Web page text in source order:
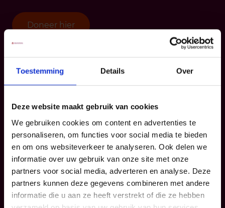
Toestemming Details Over
Deze website maakt gebruik van cookies
We gebruiken cookies om content en advertenties te
personaliseren, om functies voor social media te bieden
en om ons websiteverkeer te analyseren. Ook delen we
informatie over uw gebruik van onze site met onze
partners voor social media, adverteren en analyse. Deze
partners kunnen deze gegevens combineren met andere
informatie die u aan ze heeft verstrekt of die ze hebben
Doneer hier